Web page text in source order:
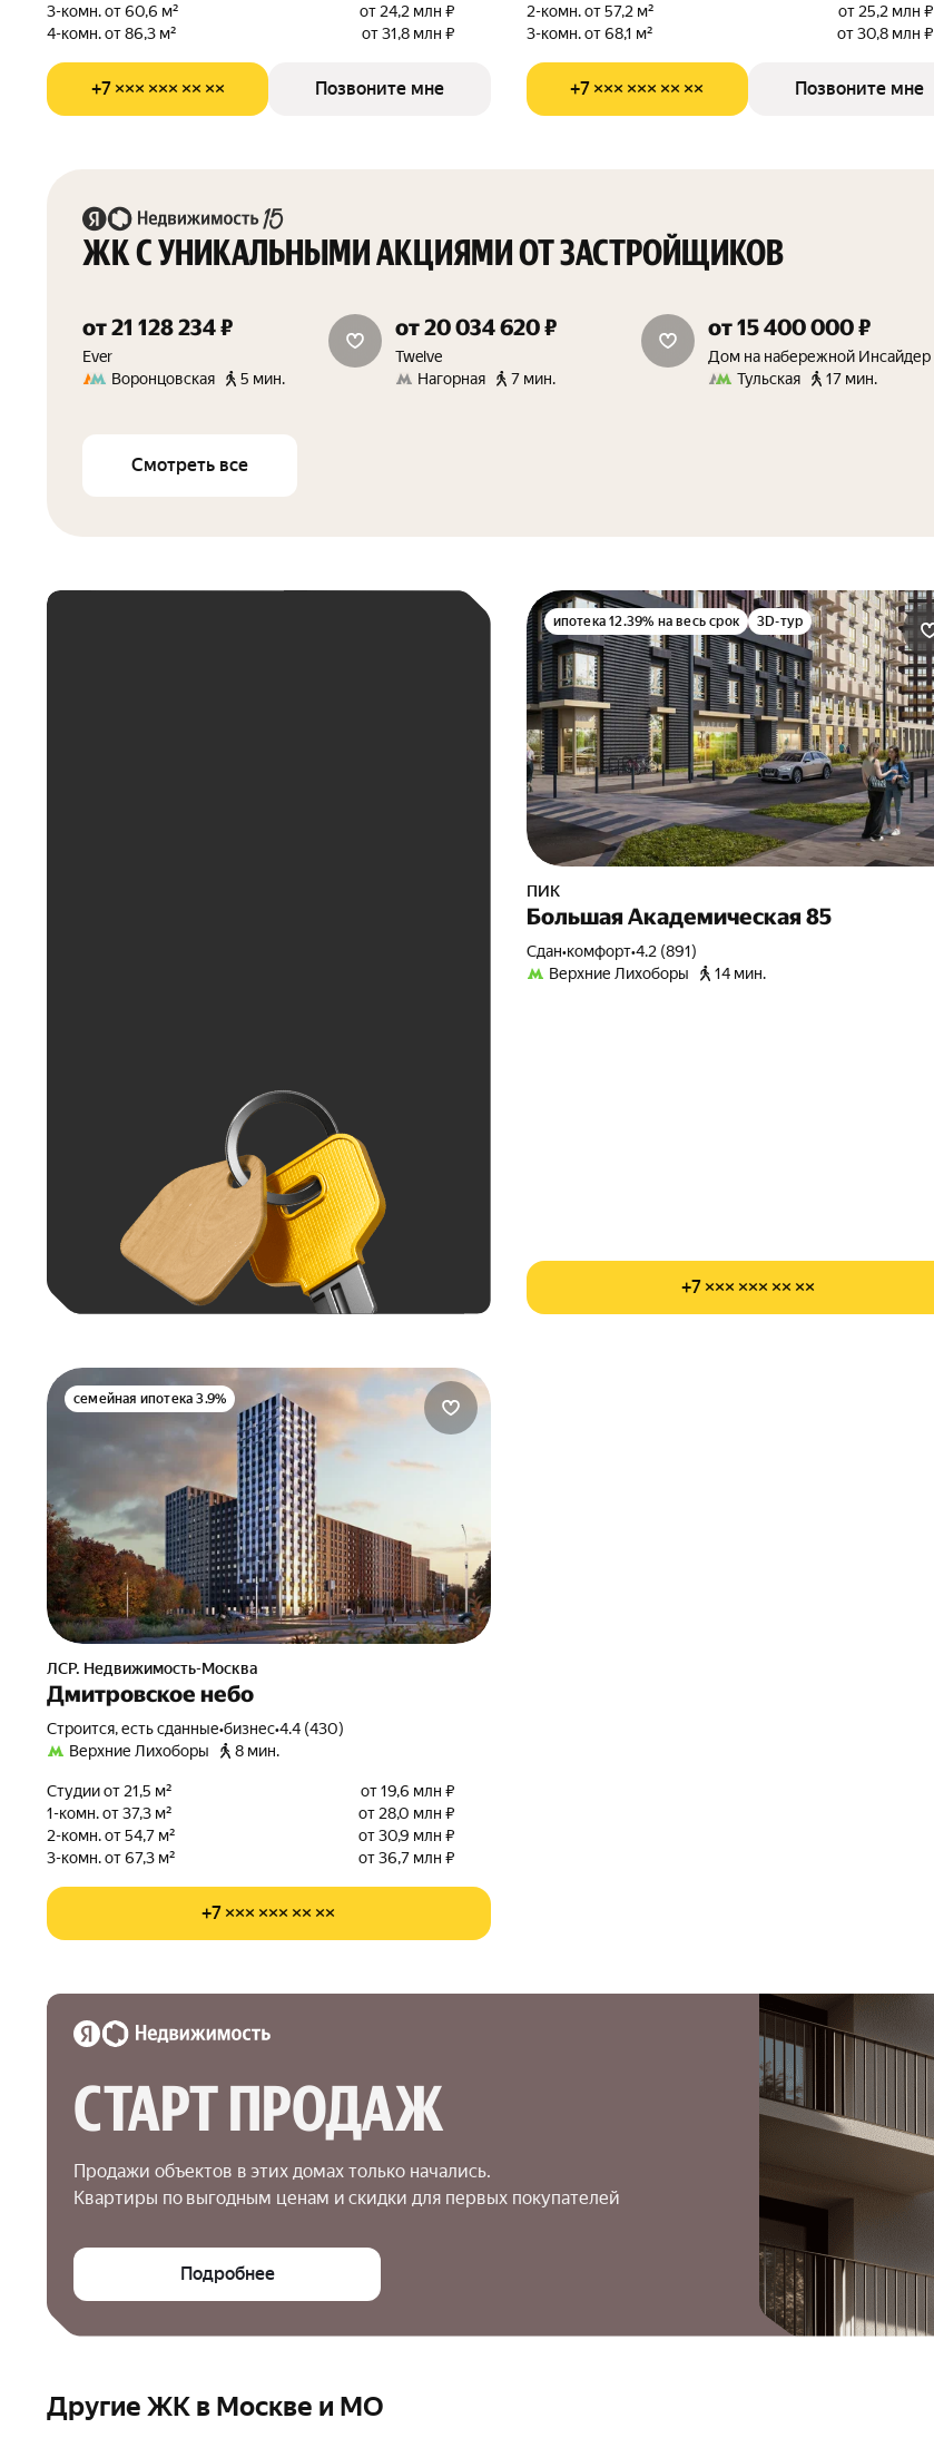
3-комн. от 60,6 м²
от 24,2 млн ₽
4-комн. от 86,3 м²
от 31,8 млн ₽
+7 ××× ××× ×× ×× Позвоните мне
2-комн. от 57,2 м²
от 25,2 млн ₽
3-комн. от 68,1 м²
от 30,8 млн ₽
+7 ××× ××× ×× ×× Позвоните мне
ЖК С УНИКАЛЬНЫМИ АКЦИЯМИ ОТ ЗАСТРОЙЩИКОВ
скидка 1.5%
от 21 128 234 ₽
Ever
Воронцовская
5 мин.
от 20 034 620 ₽
Twelve
Нагорная
7 мин.
скидка от 15%
от 15 400 000 ₽
Дом на набережной Инсайдер
Тульская
17 мин.
Смотреть все
ипотека 12.39% на весь срок 3D-тур
ПИК
Большая Академическая 85
Сдан•комфорт•4.2 (891)
Верхние Лихоборы
14 мин.
+7 ××× ××× ×× ××
семейная ипотека 3.9%
ЛСР. Недвижимость-Москва
Дмитровское небо
Строится, есть сданные•бизнес•4.4 (430)
Верхние Лихоборы
8 мин.
Студии от 21,5 м²
от 19,6 млн ₽
1-комн. от 37,3 м²
от 28,0 млн ₽
2-комн. от 54,7 м²
от 30,9 млн ₽
3-комн. от 67,3 м²
от 36,7 млн ₽
+7 ××× ××× ×× ××
СТАРТ ПРОДАЖ
Продажи объектов в этих домах только начались.
Квартиры по выгодным ценам и скидки для первых покупателей
Подробнее
Другие ЖК в Москве и МО